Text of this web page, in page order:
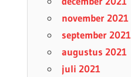
november 2021
september 2021
augustus 2021
juli 2021